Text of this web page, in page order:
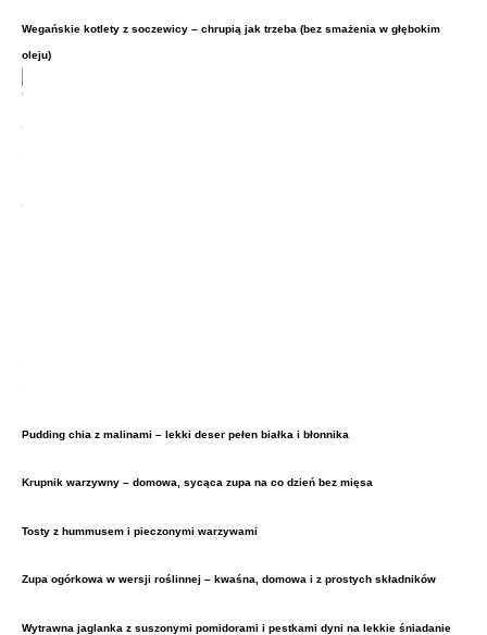
Wegańskie kotlety z soczewicy – chrupią jak trzeba (bez smażenia w głębokim
oleju)
Pudding chia z malinami – lekki deser pełen białka i błonnika
Krupnik warzywny – domowa, sycąca zupa na co dzień bez mięsa
Tosty z hummusem i pieczonymi warzywami
Zupa ogórkowa w wersji roślinnej – kwaśna, domowa i z prostych składników
Wytrawna jaglanka z suszonymi pomidorami i pestkami dyni na lekkie śniadanie